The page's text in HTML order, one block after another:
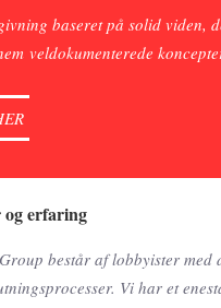
baseret på solid viden,
veldokumenterede
og erfaring
består af lobbyister med
Vi har et